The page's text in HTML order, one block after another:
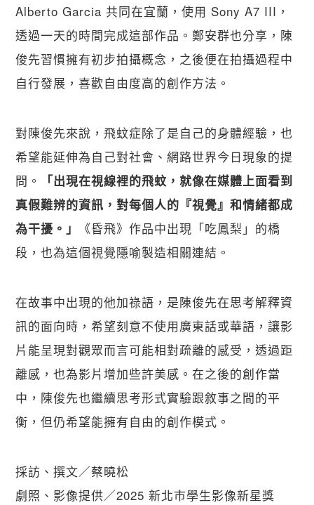
Alberto Garcia 共同在宜蘭，使用 Sony A7 III，
透過一天的時間完成這部作品。鄭安群也分享，陳
俊先習慣擁有初步拍攝概念，之後便在拍攝過程中
自行發展，喜歡自由度高的創作方法。
對陳俊先來說，飛蚊症除了是自己的身體經驗，也
希望能延伸為自己對社會、網路世界今日現象的提
問。
「出現在視線裡的飛蚊，就像在媒體上面看到
真假難辨的資訊，對每個人的『視覺』和情緒都成
為干擾。」
《昏飛》作品中出現「吃鳳梨」的橋
段，也為這個視覺隱喻製造相關連結。
在故事中出現的他加祿語，是陳俊先在思考解釋資
訊的面向時，希望刻意不使用廣東話或華語，讓影
片能呈現對觀眾而言可能相對疏離的感受，透過距
離感，也為影片增加些許美感。在之後的創作當
中，陳俊先也繼續思考形式實驗跟敘事之間的平
衡，但仍希望能擁有自由的創作模式。
採訪、撰文／蔡曉松
劇照、影像提供／2025 新北市學生影像新星獎